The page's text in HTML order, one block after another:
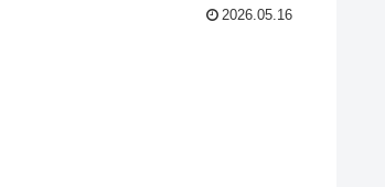
2026.05.16